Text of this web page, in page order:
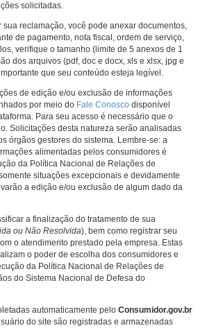
solicitadas.
sua reclamação, você pode anexar documentos,
de pagamento, nota fiscal, ordem de serviço,
verifique o tamanho (limite de 5 anexos de 1
dos arquivos (pdf, doc e docx, xls e xlsx, jpg e
que seu conteúdo esteja legível.
de edição e/ou exclusão de informações
por meio do Fale Conosco disponível
Para seu acesso é necessário que o
Solicitações desta natureza serão analisadas
órgãos gestores do sistema. Lembre-se: a
alimentadas pelos consumidores é
da Política Nacional de Relações de
situações excepcionais e devidamente
a edição e/ou exclusão de algum dado da
a finalização do tratamento de sua
ou Não Resolvida), bem como registrar seu
o atendimento prestado pela empresa. Estas
o poder de escolha dos consumidores e
da Política Nacional de Relações de
do Sistema Nacional de Defesa do
automaticamente pelo Consumidor.gov.br
do site são registradas e armazenadas